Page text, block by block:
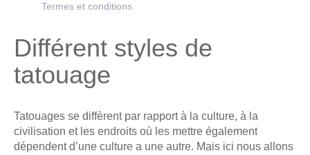
Termes et conditions
Différent styles de
tatouage
Tatouages se diffèrent par rapport à la culture, à la
civilisation et les endroits où les mettre également
dépendent d’une culture a une autre. Mais ici nous allons